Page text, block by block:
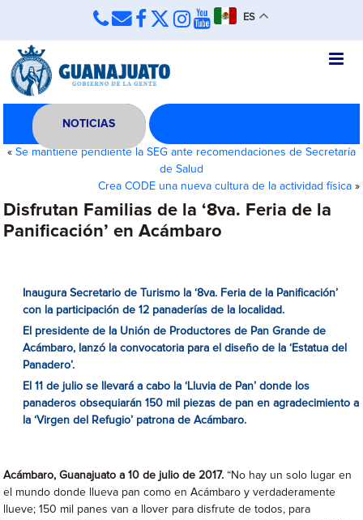
ES
NOTICIAS
« Se mantiene pendiente la SEG ante recomendaciones de Secretaría
de Salud
Crea CODE una nueva cultura de la actividad física»
Disfrutan Familias de la ‘8va. Feria de la
Panificación’ en Acámbaro
Inaugura Secretario de Turismo la ‘8va. Feria de la Panificación’
con la participación de 12 panaderías de la localidad.
El presidente de la Unión de Productoresde Pan Grande de
Acámbaro, lanzó la convocatoria para el diseño de la ‘Estatua del
Panadero’.
El 11 de julio se llevará a cabo la ‘Lluvia de Pan’donde los
panaderos obsequiarán 150 mil piezas de pan en agradecimiento a
la ‘Virgen del Refugio’ patrona de Acámbaro.
Acámbaro, Guanajuato a 10 de julio de 2017.“No hay un solo lugar en
el mundo donde llueva pan como en Acámbaro y verdaderamente
llueve; 150 mil panes van a llover para disfrute de todos, para